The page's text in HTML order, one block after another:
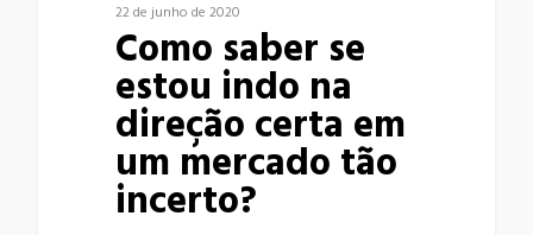
22 de junho de 2020
Como saber se
estou indo na
direção certa em
um mercado tão
incerto?